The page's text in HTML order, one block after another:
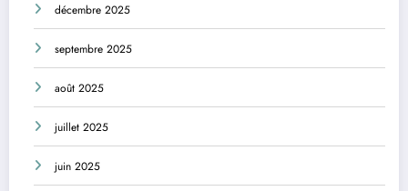
décembre 2025
septembre 2025
août 2025
juillet 2025
juin 2025